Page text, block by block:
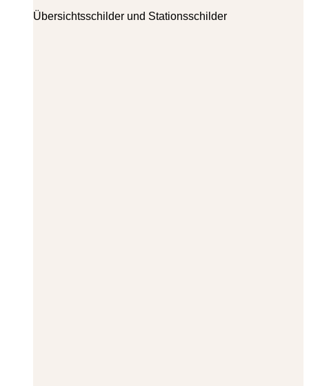
Übersichtsschilder und Stationsschilder